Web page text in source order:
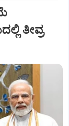
ತೀವ್ರ